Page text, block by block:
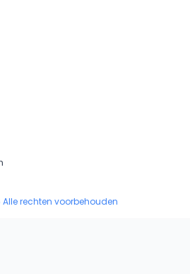
rechten voorbehouden